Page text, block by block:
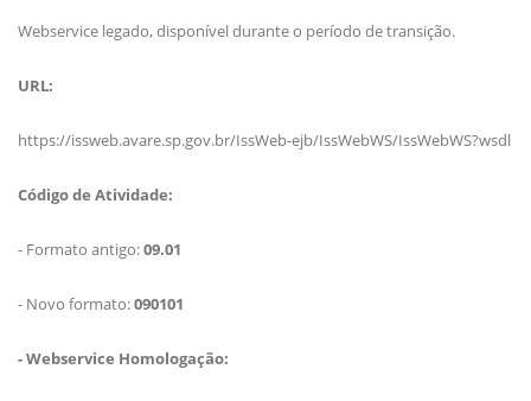
Webservice legado, disponível durante o período de transição.
URL:
https://issweb.avare.sp.gov.br/IssWeb-ejb/IssWebWS/IssWebWS?wsdl
Código de Atividade:
- Formato antigo:09.01
- Novo formato:090101
- Webservice Homologação: